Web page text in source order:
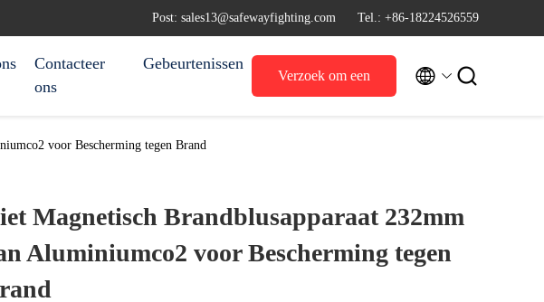
Post: sales13@safewayfighting.com Tel.: +86-18224526559
Contacteer
ons
Gebeurtenissen
Verzoek om een  
voor Bescherming tegen Brand
Magnetisch Brandblusapparaat 232mm
Aluminiumco2 voor Bescherming tegen